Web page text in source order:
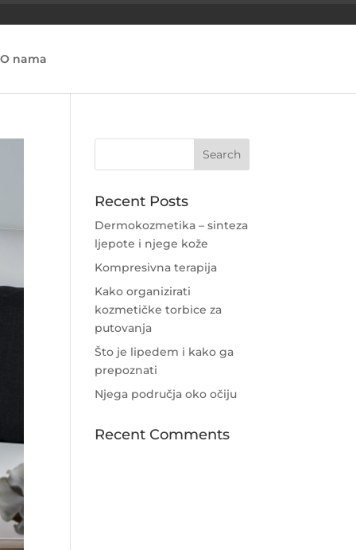
O nama
Recent Posts
Dermokozmetika – sinteza
ljepote i njege kože
Kompresivna terapija
Kako organizirati
kozmetičke torbice za
putovanja
Što je lipedem i kako ga
prepoznati
Njega područja oko očiju
Recent Comments